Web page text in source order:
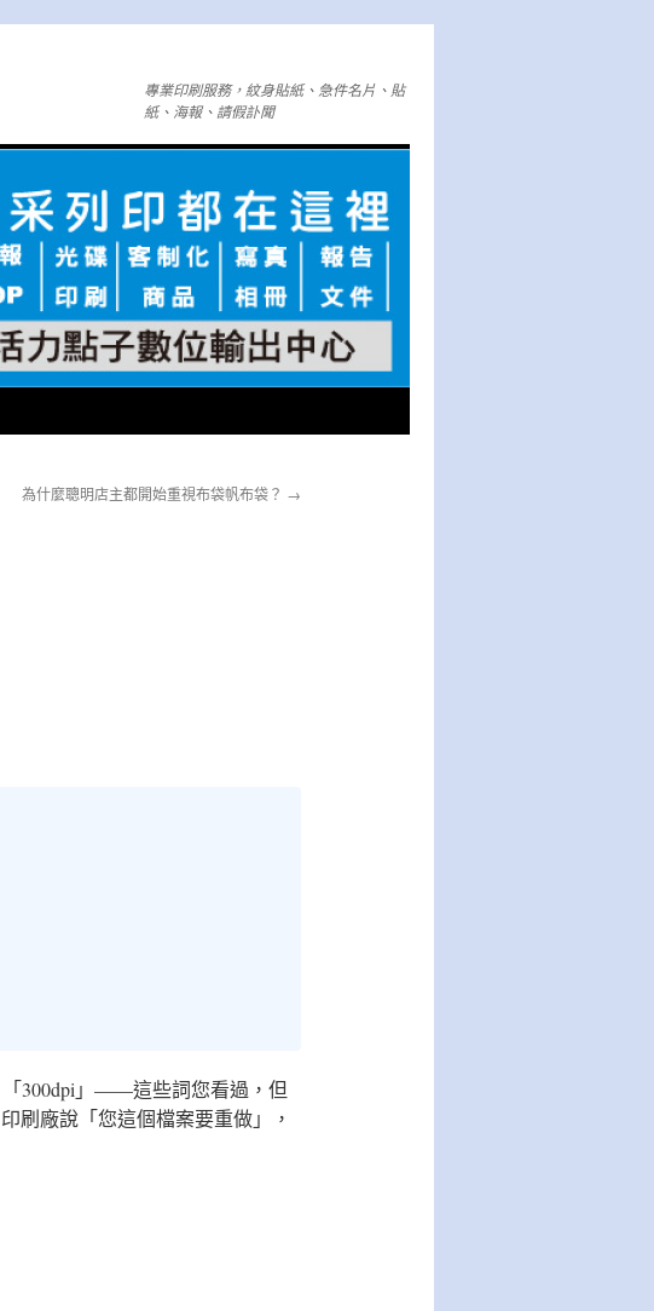
專業印刷服務，紋身貼紙、急件名片、貼
紙、海報、請假訃聞
為什麼聰明店主都開始重視布袋帆布袋？ →
300dpi」——這些詞您看過，但
刷廠說「您這個檔案要重做」，